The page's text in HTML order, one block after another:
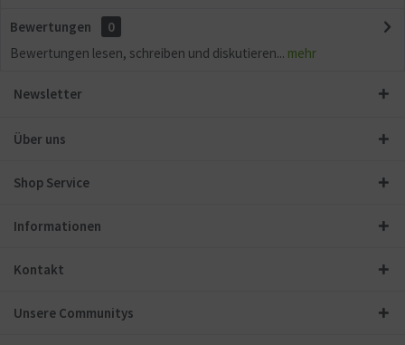
Bewertungen
0
Bewertungen lesen, schreiben und diskutieren... mehr
Newsletter
Über uns
Shop Service
Informationen
Kontakt
Unsere Communitys